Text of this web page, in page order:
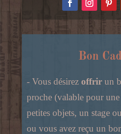
Bon
- Vous désirez offrir un
proche (valable pour
petites objets, un stage
ou vous avez reçu un